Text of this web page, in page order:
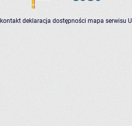
kontakt deklaracja dostępności mapa serwisu